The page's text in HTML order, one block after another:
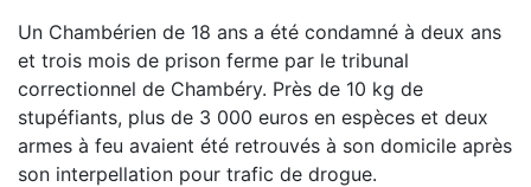
Un Chambérien de 18 ans a été condamné à deux ans
et trois mois de prison ferme par le tribunal
correctionnel de Chambéry. Près de 10 kg de
stupéfiants, plus de 3 000 euros en espèces et deux
armes à feu avaient été retrouvés à son domicile après
son interpellation pour trafic de drogue.